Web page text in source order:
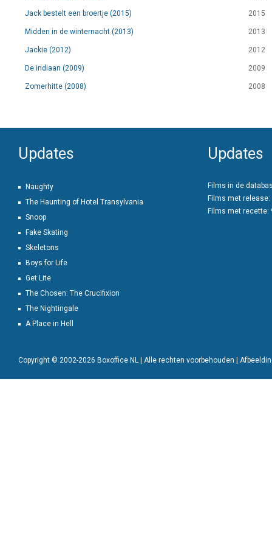
Jack bestelt een broertje (2015) 2015
Midden in de winternacht (2013) 2013
Jackie (2012) 2012
De indiaan (2009) 2009
Zomerhitte (2008) 2008
Updates
Naughty
The Haunting of Hotel Transylvania
Snoop
Fake Skating
Skeletons
Boys for Life
Get Lite
The Chosen: The Crucifixion
The Nightingale
A Place in Hell
Updates
Films in de
Films met release:
Films met recette:
Copyright © 2002-2026 Boxoffice NL | Alle rechten voorbehouden |